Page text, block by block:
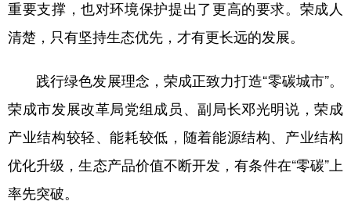
重要支撑，也对环境保护提出了更高的要求。荣成人
清楚，只有坚持生态优先，才有更长远的发展。
践行绿色发展理念，荣成正致力打造“零碳城市”。
荣成市发展改革局党组成员、副局长邓光明说，荣成
产业结构较轻、能耗较低，随着能源结构、产业结构
优化升级，生态产品价值不断开发，有条件在“零碳”上
率先突破。